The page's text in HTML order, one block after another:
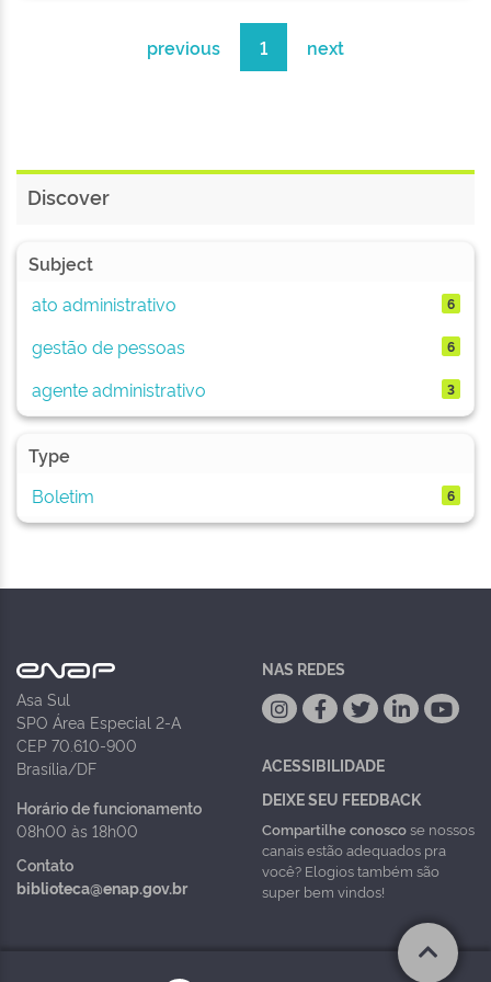
previous 1 next
Discover
Subject
ato administrativo
6
gestão de pessoas 6
agente administrativo 3
Type
Boletim
6
Asa Sul
SPO Área Especial 2-A
CEP 70.610-900
Brasília/DF
Horário de funcionamento
08h00 às 18h00
Contato
biblioteca@enap.gov.br
NAS REDES
ACESSIBILIDADE
DEIXE SEU FEEDBACK
Compartilhe conoscose nossos
canais estão adequados pra
você? Elogios também são
super bem vindos!